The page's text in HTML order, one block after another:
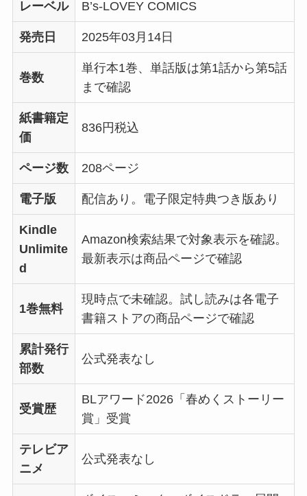
レーベル B’s-LOVEY COMICS
発売日 2025年03月14日
巻数
単行本1巻、単話版は第1話から第5話
まで確認
紙書籍定
価
836円税込
ページ数 208ページ
電子版 配信あり。電子限定特典つき版あり
Kindle
Unlimite
d
Amazon検索結果で対象表示を確認。
最新表示は商品ページで確認
1巻無料
現時点で未確認。試し読みは各電子
書籍ストアの商品ページで確認
累計発行
部数
公式発表なし
受賞歴
BLアワード2026「春めくストーリー
賞」受賞
テレビア
ニメ
公式発表なし